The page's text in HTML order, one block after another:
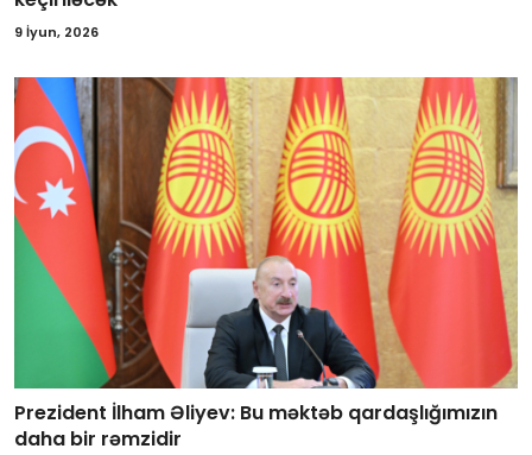
9 İyun, 2026
Prezident İlham Əliyev: Bu məktəb qardaşlığımızın
daha bir rəmzidir